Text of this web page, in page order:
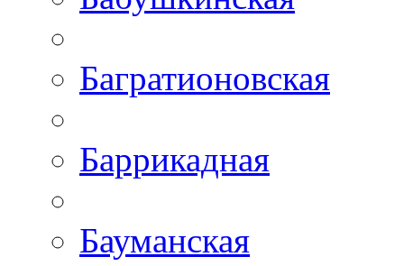
Багратионовская
Баррикадная
Бауманская